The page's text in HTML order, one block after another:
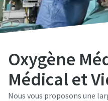
Oxygène
Médical et
Nous vous proposons une